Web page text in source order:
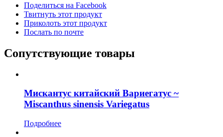
Поделиться на Facebook
Твитнуть этот продукт
Приколоть этот продукт
Послать по почте
Сопутствующие товары
Мискантус китайский Вариегатус ~
Miscanthus sinensis Variegatus
Подробнее